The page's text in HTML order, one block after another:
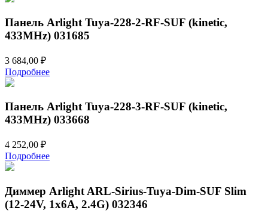
Панель Arlight Tuya-228-2-RF-SUF (kinetic,
433MHz) 031685
3 684,00 ₽
Подробнее
Панель Arlight Tuya-228-3-RF-SUF (kinetic,
433MHz) 033668
4 252,00 ₽
Подробнее
Диммер Arlight ARL-Sirius-Tuya-Dim-SUF Slim
(12-24V, 1x6A, 2.4G) 032346